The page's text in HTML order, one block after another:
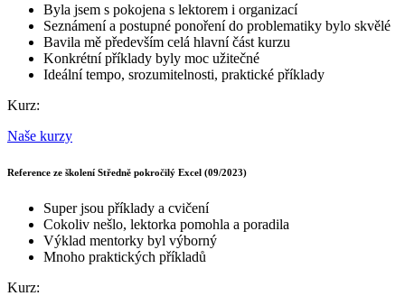
Byla jsem s pokojena s lektorem i organizací
Seznámení a postupné ponoření do problematiky bylo skvělé
Bavila mě především celá hlavní část kurzu
Konkrétní příklady byly moc užitečné
Ideální tempo, srozumitelnosti, praktické příklady
Kurz:
Naše kurzy
Reference ze školení Středně pokročilý Excel (09/2023)
Super jsou příklady a cvičení
Cokoliv nešlo, lektorka pomohla a poradila
Výklad mentorky byl výborný
Mnoho praktických příkladů
Kurz: